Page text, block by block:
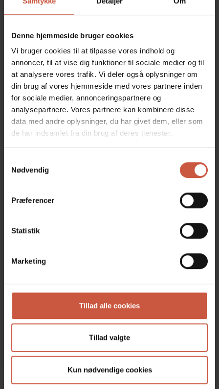
Denne hjemmeside bruger cookies
Vi bruger cookies til at tilpasse vores indhold og
annoncer, til at vise dig funktioner til sociale medier og til
at analysere vores trafik. Vi deler også oplysninger om
din brug af vores hjemmeside med vores partnere inden
for sociale medier, annonceringspartnere og
analysepartnere. Vores partnere kan kombinere disse
data med andre oplysninger, du har givet dem, eller som
de har indsamlet fra din brug af deres tjenester.
Nødvendig
Præferencer
Statistik
Marketing
Tillad alle cookies
Tillad valgte
Kun nødvendige cookies
for at sikre et optimalt resultat.
også mulighed for at scanne hunhunden for hvalpe.
Dette kan ske, når der er gået ca. 20 dage efter
parring/inseminering.
Kontakt os og bestil en tid
Ønsker du at bestille en tid til inseminering af hund, er